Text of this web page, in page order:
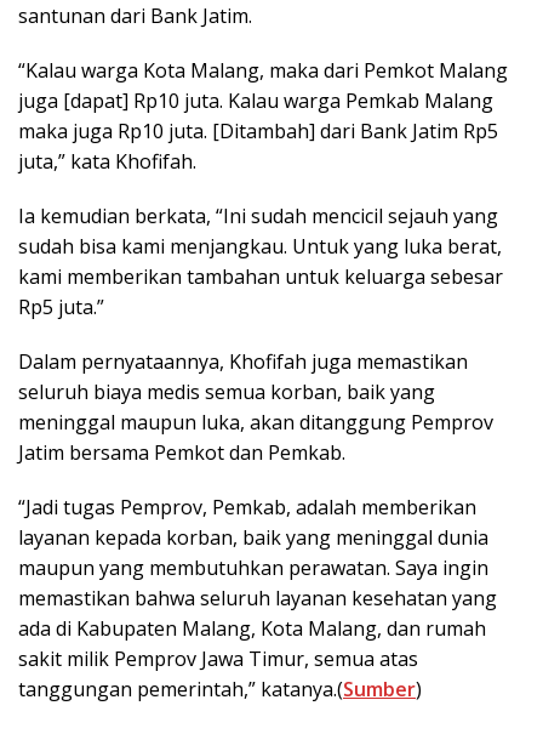
santunan dari Bank Jatim.
“Kalau warga Kota Malang, maka dari Pemkot Malang
juga [dapat] Rp10 juta. Kalau warga Pemkab Malang
maka juga Rp10 juta. [Ditambah] dari Bank Jatim Rp5
juta,” kata Khofifah.
Ia kemudian berkata, “Ini sudah mencicil sejauh yang
sudah bisa kami menjangkau. Untuk yang luka berat,
kami memberikan tambahan untuk keluarga sebesar
Rp5 juta.”
Dalam pernyataannya, Khofifah juga memastikan
seluruh biaya medis semua korban, baik yang
meninggal maupun luka, akan ditanggung Pemprov
Jatim bersama Pemkot dan Pemkab.
“Jadi tugas Pemprov, Pemkab, adalah memberikan
layanan kepada korban, baik yang meninggal dunia
maupun yang membutuhkan perawatan. Saya ingin
memastikan bahwa seluruh layanan kesehatan yang
ada di Kabupaten Malang, Kota Malang, dan rumah
sakit milik Pemprov Jawa Timur, semua atas
tanggungan pemerintah,” katanya.(Sumber)